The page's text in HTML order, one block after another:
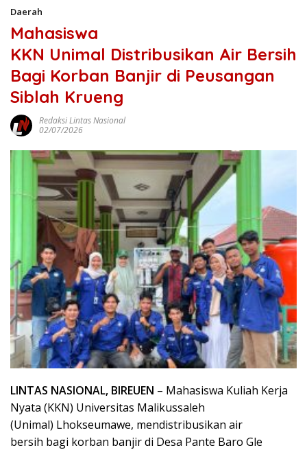
Daerah
Mahasiswa
KKN Unimal Distribusikan Air Bersih
Bagi Korban Banjir di Peusangan
Siblah Krueng
Redaksi Lintas Nasional
02/07/2026
LINTAS NASIONAL, BIREUEN – Mahasiswa Kuliah Kerja
Nyata (KKN) Universitas Malikussaleh
(Unimal) Lhokseumawe, mendistribusikan air
bersih bagi korban banjir di Desa Pante Baro Gle